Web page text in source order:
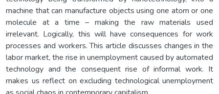
machine that can manufacture objects using one atom or one
molecule at a time – making the raw materials used
irrelevant. Logically, this will have consequences for work
processes and workers. This article discusses changes in the
labor market, the rise in unemployment caused by automated
technology and the consequent rise of informal work. It
makes us reflect on excluding technological unemployment